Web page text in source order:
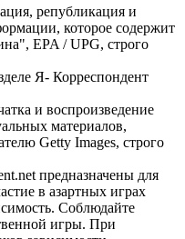
републикация и
которое содержит
EPA / UPG, строго
Я- Корреспондент
и воспроизведение
материалов,
Getty Images, строго
предназначены для
в азартных играх
Соблюдайте
игры. При